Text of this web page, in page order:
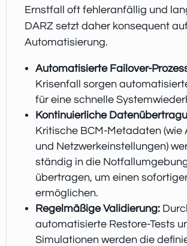
Ernstfall oft fehleranfällig und
DARZ setzt daher konsequent
Automatisierung.
Automatisierte Failover-
Krisenfall sorgen
für eine schnelle
Kontinuierliche
Kritische BCM-Metadaten (wie
und Netzwerkeinstellungen)
ständig in die
übertragen, um einen
ermöglichen.
Regelmäßige Validierung:
automatisierte Restore-Tests
Simulationen werden die